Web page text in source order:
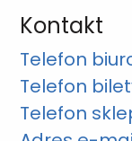
Kontakt
Telefon
Telefon
Telefon